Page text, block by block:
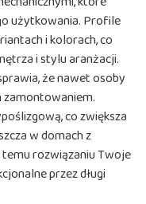
użytkowania. Profile
i kolorach, co
i stylu aranżacji.
że nawet osoby
zamontowaniem.
co zwiększa
w domach z
rozwiązaniu Twoje
przez długi